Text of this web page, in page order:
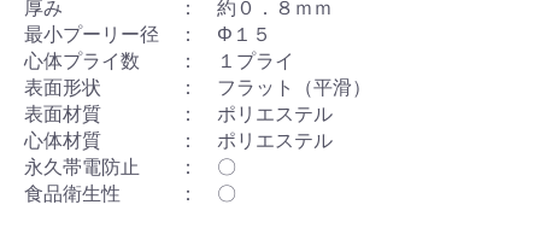
厚み ： 約０．８ｍｍ
最小プーリー径 ： Φ１５
心体プライ数 ： １プライ
表面形状 ： フラット（平滑）
表面材質 ： ポリエステル
心体材質 ： ポリエステル
永久帯電防止 ： 〇
食品衛生性 ： 〇